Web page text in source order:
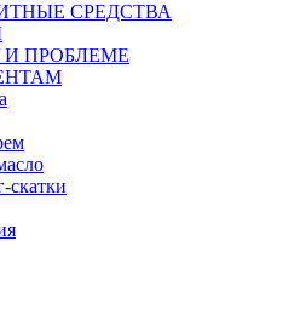
СРЕДСТВА
ПРОБЛЕМЕ
скатки